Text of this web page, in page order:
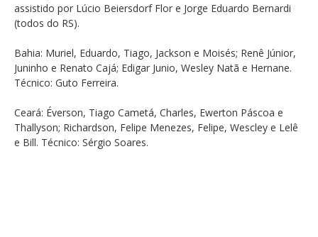
assistido por Lúcio Beiersdorf Flor e Jorge Eduardo Bernardi
(todos do RS).
Bahia: Muriel, Eduardo, Tiago, Jackson e Moisés; Renê Júnior,
Juninho e Renato Cajá; Edigar Junio, Wesley Natã e Hernane.
Técnico: Guto Ferreira.
Ceará: Éverson, Tiago Cametá, Charles, Ewerton Páscoa e
Thallyson; Richardson, Felipe Menezes, Felipe, Wescley e Lelê
e Bill. Técnico: Sérgio Soares.